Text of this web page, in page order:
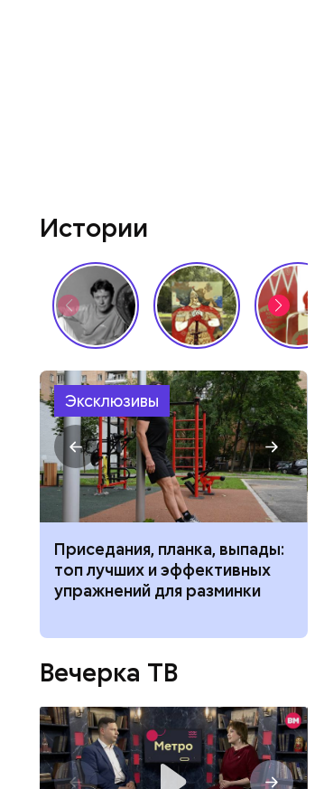
Истории
Эксклюзивы
Приседания, планка, выпады:
топ лучших и эффективных
упражнений для разминки
Вечерка ТВ